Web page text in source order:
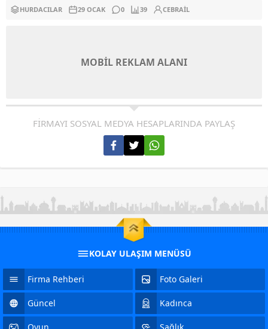
HURDACILAR 29 OCAK 0 39 CEBRAIL
MOBİL REKLAM ALANI
FİRMAYI SOSYAL MEDYA HESAPLARINDA PAYLAŞ
KOLAY ULAŞIM MENÜSÜ
Firma Rehberi Foto Galeri
Güncel Kadınca